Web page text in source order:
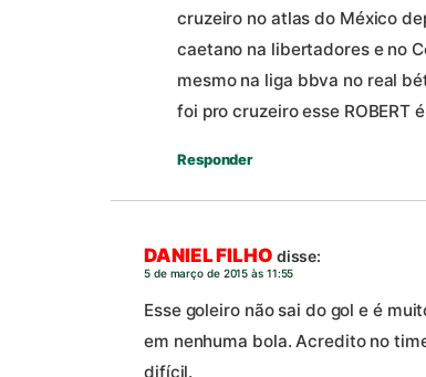
cruzeiro no atlas do México
caetano na libertadores e no
mesmo na liga bbva no real
foi pro cruzeiro esse ROBERT
Responder
DANIEL FILHO disse:
5 de março de 2015 às 11:55
Esse goleiro não sai do gol e é
em nenhuma bola. Acredito no
difícil.